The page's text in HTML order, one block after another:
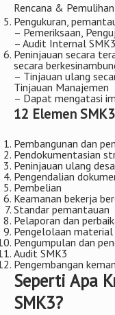
Rencana &
Pengukuran,
– Pemeriksaan,
– Audit Internal SMK3
Peninjauan secara
secara
– Tinjauan ulang
Tinjauan Manajemen
– Dapat mengatasi
12 Elemen
Pembangunan dan
Pendokumentasian
Peninjauan ulang
Pengendalian
Pembelian
Keamanan bekerja
Standar pemantauan
Pelaporan dan
Pengelolaan material
Pengumpulan dan
Audit SMK3
Pengembangan
Seperti Apa
SMK3?